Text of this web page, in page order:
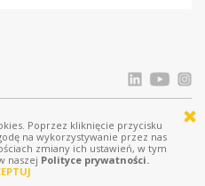
| Wszystkie prawa zastrzeżone
Poprzez kliknięcie przycisku
na wykorzystywanie przez nas
zmiany ich ustawień, w tym
naszej Polityce prywatności.